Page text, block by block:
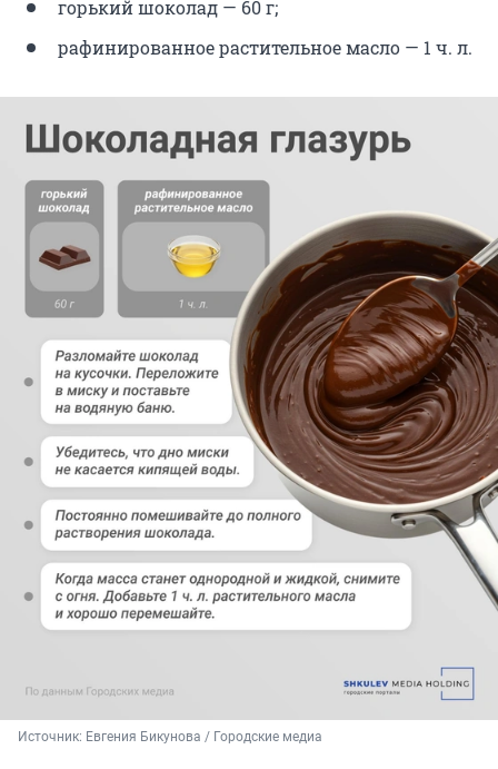
горький шоколад — 60 г;
рафинированное растительное масло — 1 ч. л.
Источник: Евгения Бикунова / Городские медиа